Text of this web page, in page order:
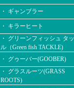
・ ギャンブラー
・ キラーヒート
・ グリーンフィッシュ タ
ル（Green fish TACKLE)
・ グゥーバー(GOOBER)
・ グラスルーツ(GRASS
ROOTS)